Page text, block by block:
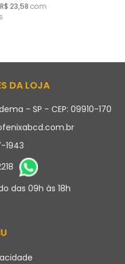
R$ 23,58 com
DA LOJA
- SP - CEP: 09910-170
1943
das 09h às 18h